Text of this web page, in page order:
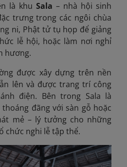
là khu Sala – nhà hội sinh
trưng trong các ngôi chùa
ni, Phật tử tụ họp để giảng
lễ hội, hoặc làm nơi nghỉ
hương.
được xây dựng trên nền
lên và được trang trí công
điện. Bên trong Sala là
đãng với sàn gỗ hoặc
mẻ – lý tưởng cho những
chức nghi lễ tập thể.